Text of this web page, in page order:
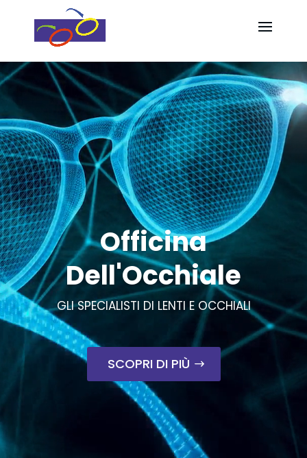
Officina
Dell'Occhiale
GLI SPECIALISTI DI LENTI E OCCHIALI
SCOPRI DI PIÙ